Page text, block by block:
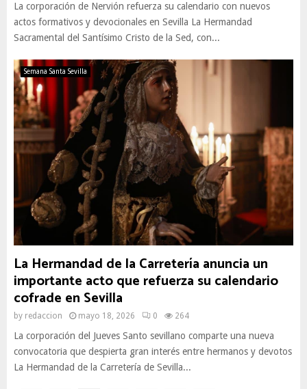
La corporación de Nervión refuerza su calendario con nuevos
actos formativos y devocionales en Sevilla La Hermandad
Sacramental del Santísimo Cristo de la Sed, con...
Semana Santa Sevilla
La Hermandad de la Carretería anuncia un
importante acto que refuerza su calendario
cofrade en Sevilla
by redaccion mayo 18, 2026 0 264
La corporación del Jueves Santo sevillano comparte una nueva
convocatoria que despierta gran interés entre hermanos y devotos
La Hermandad de la Carretería de Sevilla...